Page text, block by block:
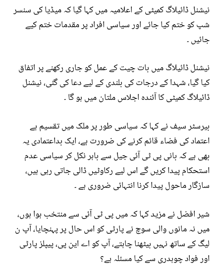
نیشنل ڈائیلاگ کمیٹی کے اعلامیہ میں کہا گیا کہ میڈیا کی سنسر
شپ کو ختم کیا جائے اور سیاسی افراد پر مقدمات ختم کیے
جائیں ۔
نیشنل ڈائیلاگ میں بات چیت کے عمل کو جاری رکھنے پر اتفاق
کیا گیا، شہدا کے درجات کی بلندی کے لیے دعا کی گئی، نیشنل
ڈائیلاگ کمیٹی کا آئندہ اجلاس ملتان میں ہو گا ۔
بیرسٹر سیف نے کہا کہ سیاسی طور پر ملک میں تقسیم ہے
اعتماد کی فضاء قائم کرنے کی ضرورت ہے، ایک بداعتمادی یہ
بھی ہے کہ بانی پی ٹی آئی جیل سے باہر نکل کر سیاسی عدم
استحکام پیدا کریں گے اس لیے رکاوٹیں ڈالی جاتی رہی ہیں،
سازگار ماحول پیدا کرنا انتہائی ضروری ہے ۔
شیر افضل نے مزید کہا کہ میں پی ٹی آئی سے منتخب ہوا ہوں،
میں نہ مانوں والی سوچ نے پارٹی کو اس حال پر پہنچایا، آپ ن
لیگ کے ساتھ نہیں بیٹھنا چاہتے، آپ کو اے این پی، پیپلز پارٹی
اور فواد چوہدری سے کیا مسئلہ ہے؟